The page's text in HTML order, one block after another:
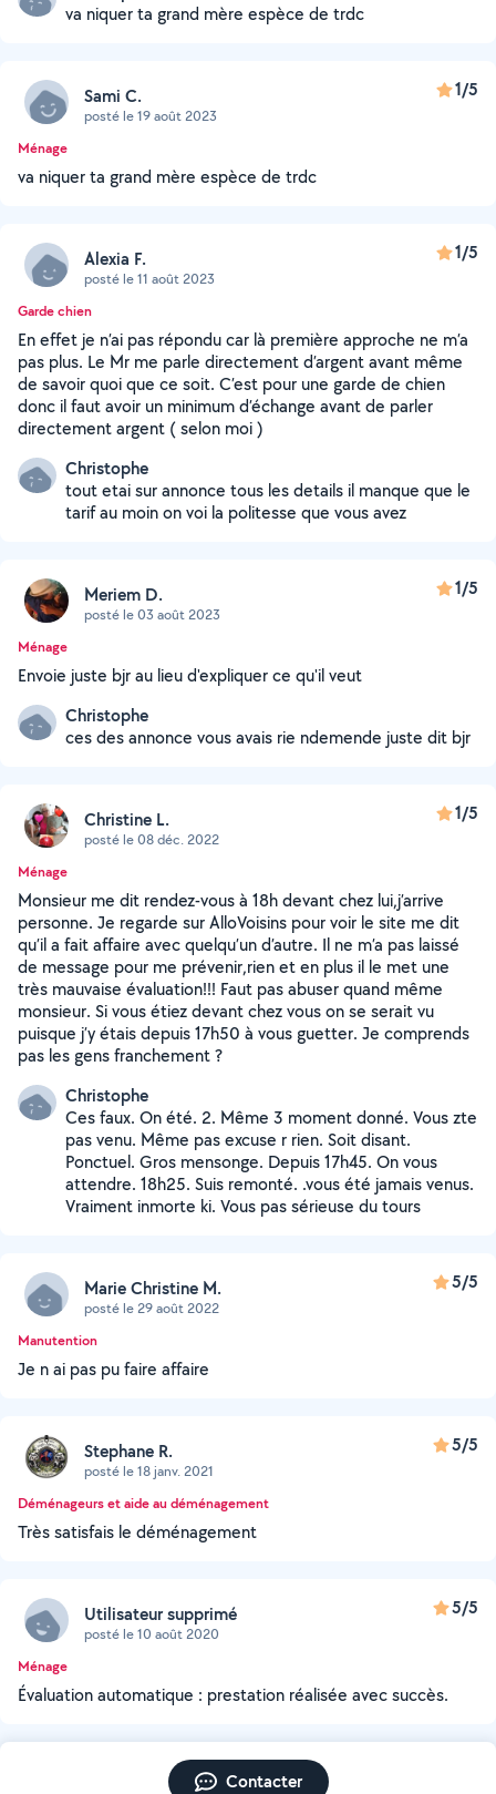
va niquer ta grand mère espèce de trdc
Sami C.
posté le 19 août 2023
1/5
Ménage
va niquer ta grand mère espèce de trdc
Alexia F.
posté le 11 août 2023
1/5
Garde chien
En effet je n’ai pas répondu car là première approche ne m’a
pas plus. Le Mr me parle directement d’argent avant même
de savoir quoi que ce soit. C’est pour une garde de chien
donc il faut avoir un minimum d’échange avant de parler
directement argent ( selon moi )
Christophe
tout etai sur annonce tous les details il manque que le
tarif au moin on voi la politesse que vous avez
Meriem D.
posté le 03 août 2023
1/5
Ménage
Envoie juste bjr au lieu d'expliquer ce qu'il veut
Christophe
ces des annonce vous avais rie ndemende juste dit bjr
Christine L.
posté le 08 déc. 2022
1/5
Ménage
Monsieur me dit rendez-vous à 18h devant chez lui,j’arrive
personne. Je regarde sur AlloVoisins pour voir le site me dit
qu’il a fait affaire avec quelqu’un d’autre. Il ne m’a pas laissé
de message pour me prévenir,rien et en plus il le met une
très mauvaise évaluation!!! Faut pas abuser quand même
monsieur. Si vous étiez devant chez vous on se serait vu
puisque j’y étais depuis 17h50 à vous guetter. Je comprends
pas les gens franchement ?
Christophe
Ces faux. On été. 2. Même 3 moment donné. Vous zte
pas venu. Même pas excuse r rien. Soit disant.
Ponctuel. Gros mensonge. Depuis 17h45. On vous
attendre. 18h25. Suis remonté. .vous été jamais venus.
Vraiment inmorte ki. Vous pas sérieuse du tours
Marie Christine M.
posté le 29 août 2022
5/5
Manutention
Je n ai pas pu faire affaire
Stephane R.
posté le 18 janv. 2021
5/5
Déménageurs et aide au déménagement
Très satisfais le déménagement
Utilisateur supprimé
posté le 10 août 2020
5/5
Ménage
Évaluation automatique : prestation réalisée avec succès.
Contacter